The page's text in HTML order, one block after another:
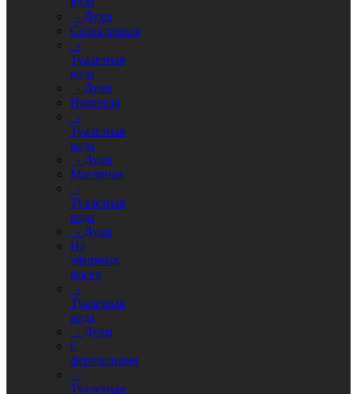
- Духи
Селективная
-
Туалетная
вода
- Духи
Нишевая
-
Туалетная
вода
- Духи
Масляная
-
Туалетная
вода
- Духи
Из
эфирных
масел
-
Туалетная
вода
- Духи
С
феромонами
-
Туалетная